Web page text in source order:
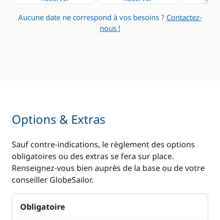
WC électrique
Aucune date ne correspond à vos besoins ? Contactez-
nous !
Options & Extras
Sauf contre-indications, le règlement des options
obligatoires ou des extras se fera sur place.
Renseignez-vous bien auprès de la base ou de votre
conseiller GlobeSailor.
Obligatoire